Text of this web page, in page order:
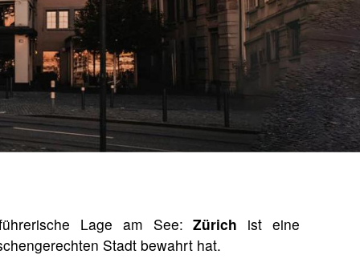
Lage am See:Zürich ist eine
Stadt bewahrt hat.